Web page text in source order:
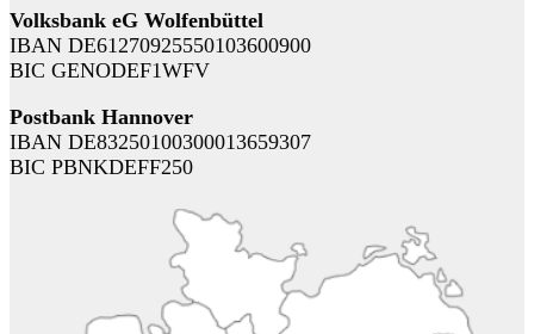
Volksbank eG Wolfenbüttel
IBAN DE61270925550103600900
BIC GENODEF1WFV
Postbank Hannover
IBAN DE83250100300013659307
BIC PBNKDEFF250